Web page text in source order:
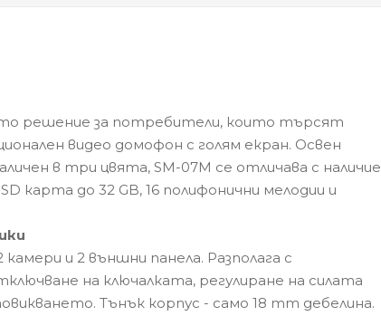
решение за потребители, които търсят
видео домофон с голям екран. Освен
в три цвята, SM-07M се отличава с наличие
карта до 32 GB, 16 полифонични мелодии и
и 2 външни панела. Разполага с
на ключалката, регулиране на силата
Тънък корпус - само 18 mm дебелина.